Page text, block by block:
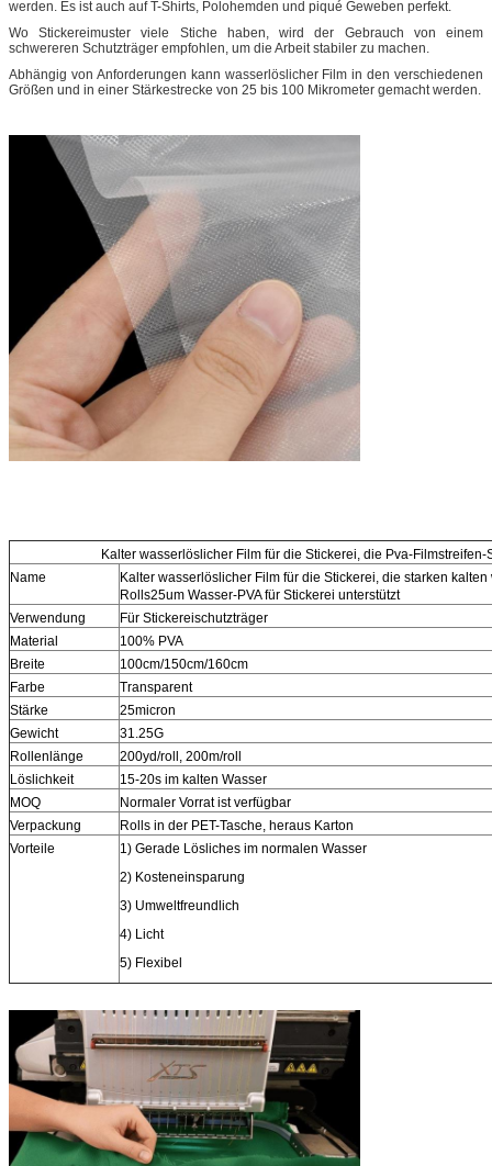
werden. Es ist auch auf T-Shirts, Polohemden und piqué Geweben perfekt.
Wo Stickereimuster viele Stiche haben, wird der Gebrauch von einem
schwereren Schutzträger empfohlen, um die Arbeit stabiler zu machen.
Abhängig von Anforderungen kann wasserlöslicher Film in den verschiedenen
Größen und in einer Stärkestrecke von 25 bis 100 Mikrometer gemacht werden.
Kalter wasserlöslicher Film für die Stickerei, die Pva-Filmstreifen-
Name
Kalter wasserlöslicher Film für die Stickerei, die starken
Rolls25um Wasser-PVA für Stickerei unterstützt
Verwendung
Für Stickereischutzträger
Material
100% PVA
Breite
100cm/150cm/160cm
Farbe
Transparent
Stärke
25micron
Gewicht
31.25G
Rollenlänge
200yd/roll, 200m/roll
Löslichkeit
15-20s im kalten Wasser
MOQ
Normaler Vorrat ist verfügbar
Verpackung
Rolls in der PET-Tasche, heraus Karton
Vorteile
1) Gerade Lösliches im normalen Wasser
2) Kosteneinsparung
3) Umweltfreundlich
4) Licht
5) Flexibel